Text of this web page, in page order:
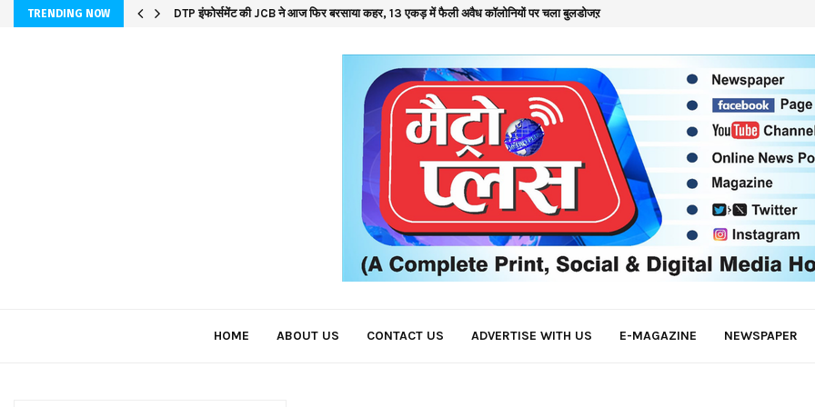
TRENDING NOW DTP इंफोर्समेंट की JCB ने आज फिर बरसाया कहर, 13 एकड़ में फैली अवैध कॉलोनियों पर चला बुलडोजऱ
HOME ABOUT US CONTACT US ADVERTISE WITH US E-MAGAZINE NEWSPAPER